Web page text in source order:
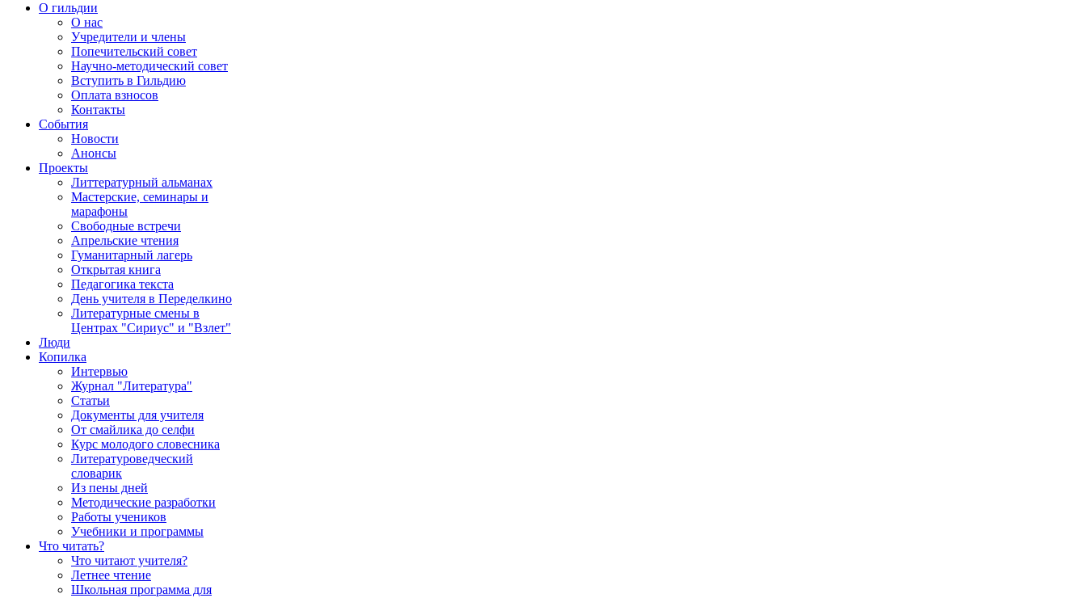
О гильдии
О нас
Учредители и члены
Попечительский совет
Научно-методический совет
Вступить в Гильдию
Оплата взносов
Контакты
События
Новости
Анонсы
Проекты
Литтературный альманах
Мастерские, семинары и
марафоны
Свободные встречи
Апрельские чтения
Гуманитарный лагерь
Открытая книга
Педагогика текста
День учителя в Переделкино
Литературные смены в
Центрах "Сириус" и "Взлет"
Люди
Копилка
Интервью
Журнал "Литература"
Статьи
Документы для учителя
От смайлика до селфи
Курс молодого словесника
Литературоведческий
словарик
Из пены дней
Методические разработки
Работы учеников
Учебники и программы
Что читать?
Что читают учителя?
Летнее чтение
Школьная программа для